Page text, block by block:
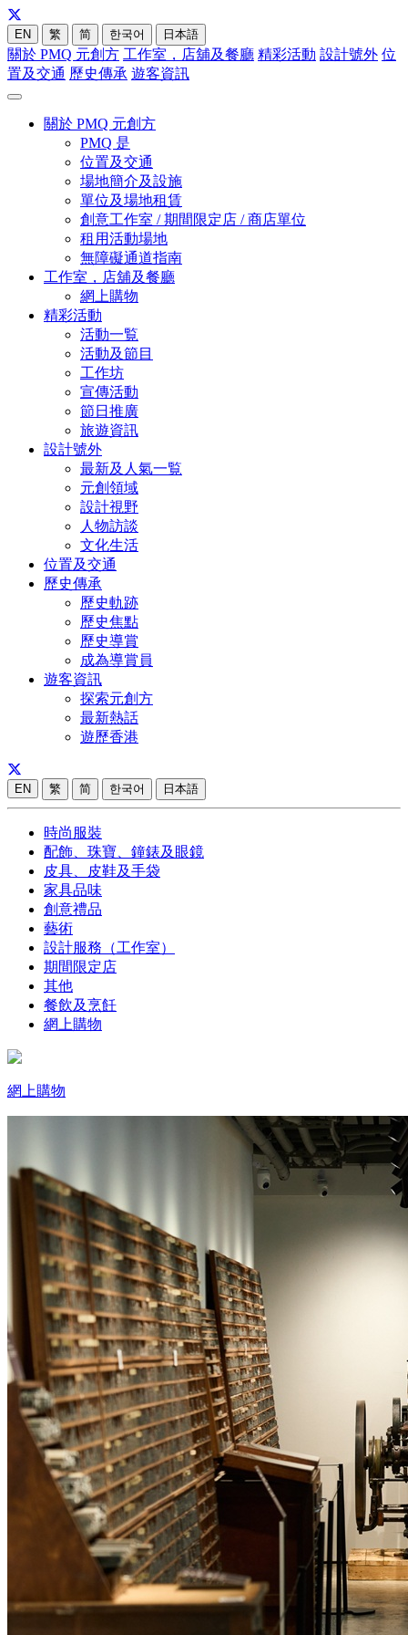
EN 繁 简 한국어 日本語
關於 PMQ 元創方 工作室，店舖及餐廳 精彩活動 設計號外 位
置及交通 歷史傳承 遊客資訊
關於 PMQ 元創方
PMQ 是
位置及交通
場地簡介及設施
單位及場地租賃
創意工作室 / 期間限定店 / 商店單位
租用活動場地
無障礙通道指南
工作室，店舖及餐廳
網上購物
精彩活動
活動一覧
活動及節目
工作坊
宣傳活動
節日推廣
旅遊資訊
設計號外
最新及人氣一覧
元創領域
設計視野
人物訪談
文化生活
位置及交通
歷史傳承
歷史軌跡
歷史焦點
歷史導賞
成為導賞員
遊客資訊
探索元創方
最新熱話
遊歷香港
EN 繁 简 한국어 日本語
時尚服裝
配飾、珠寶、鐘錶及眼鏡
皮具、皮鞋及手袋
家具品味
創意禮品
藝術
設計服務（工作室）
期間限定店
其他
餐飲及烹飪
網上購物
網上購物